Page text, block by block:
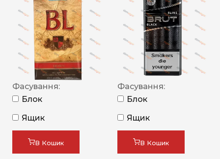
Фасування:
Блок
Ящик
В Кошик
Фасування:
Блок
Ящик
В Кошик